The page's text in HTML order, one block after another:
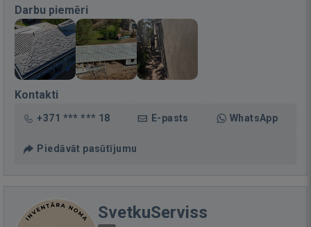
Darbu piemēri
Kontakti
+371 *** *** 18 E-pasts WhatsApp
Piedāvāt pasūtījumu
SvetkuServiss